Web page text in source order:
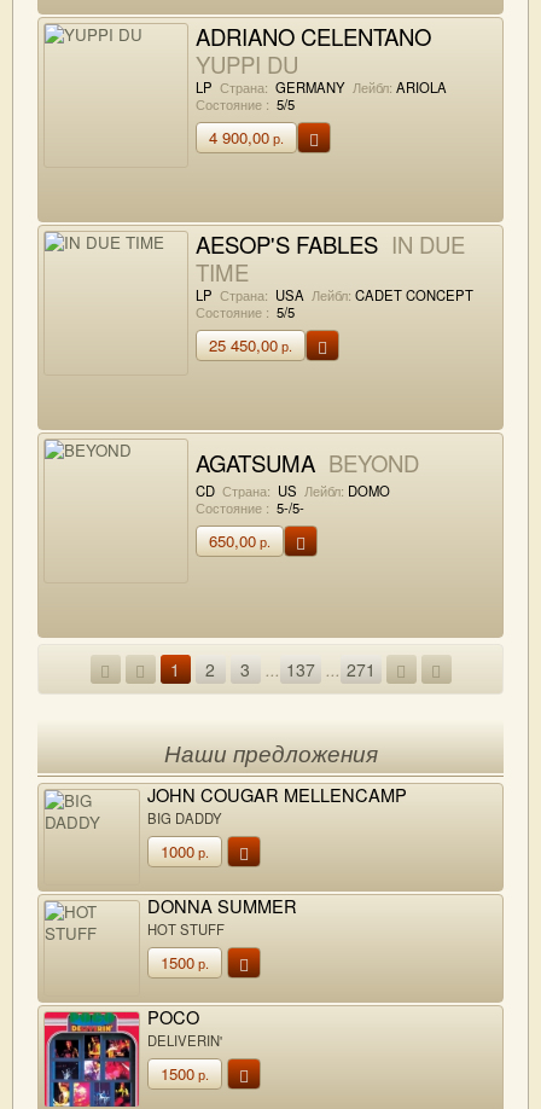
ADRIANO CELENTANO
YUPPI DU
LP Страна: GERMANY Лейбл: ARIOLA
Состояние : 5/5
4 900,00р.
AESOP'S FABLES IN DUE
TIME
LP Страна: USA Лейбл: CADET CONCEPT
Состояние : 5/5
25 450,00р.
AGATSUMA BEYOND
CD Страна: US Лейбл: DOMO
Состояние : 5-/5-
650,00р.
1 2 3 ... 137 ... 271
Наши предложения
JOHN COUGAR MELLENCAMP
BIG DADDY
1000р.
DONNA SUMMER
HOT STUFF
1500р.
POCO
DELIVERIN'
1500р.